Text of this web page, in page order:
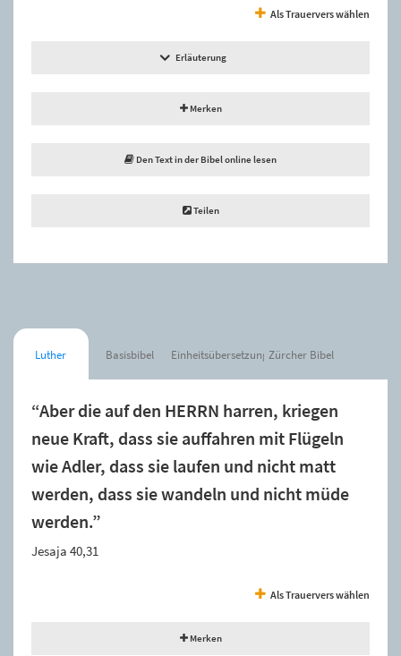
Als Trauervers wählen
Erläuterung
Merken
Den Text in der Bibel online lesen
Teilen
Luther Basisbibel Einheitsübersetzung Zürcher Bibel
“Aber die auf den HERRN harren, kriegen
neue Kraft, dass sie auffahren mit Flügeln
wie Adler, dass sie laufen und nicht matt
werden, dass sie wandeln und nicht müde
werden.”
Jesaja 40,31
Als Trauervers wählen
Merken